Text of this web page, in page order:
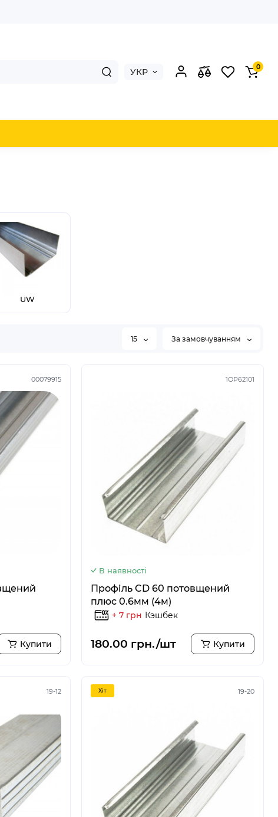
УКР 0
UW
15 За замовчуванням
00079915
Купити
1ОР62101
В наявності
Профіль CD 60 потовщений
плюс 0.6мм (4м)
+ 7 грн Кэшбек
180.00 грн./шт Купити
19-12 19-20
Хiт